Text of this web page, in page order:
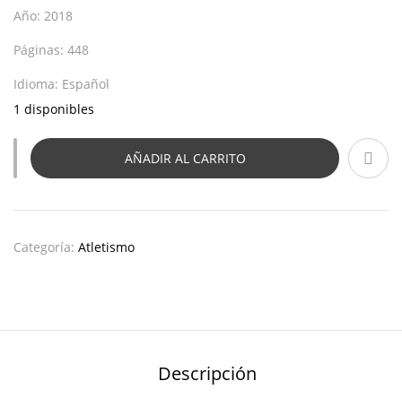
Año: 2018
Páginas: 448
Idioma: Español
1 disponibles
AÑADIR AL CARRITO
Categoría: Atletismo
Descripción